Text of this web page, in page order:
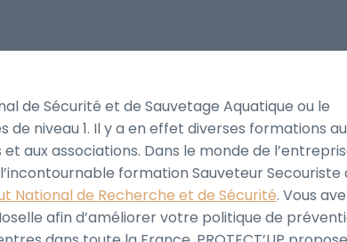
de Sécurité et de Sauvetage Aquatique ou le
niveau 1. Il y a en effet diverses formations au
aux associations. Dans le monde de
formation Sauveteur Secouriste
National de Recherche et de Sécurité. Vous
afin d’améliorer votre politique de